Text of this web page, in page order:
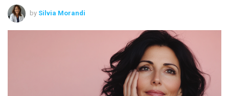
by Silvia Morandi